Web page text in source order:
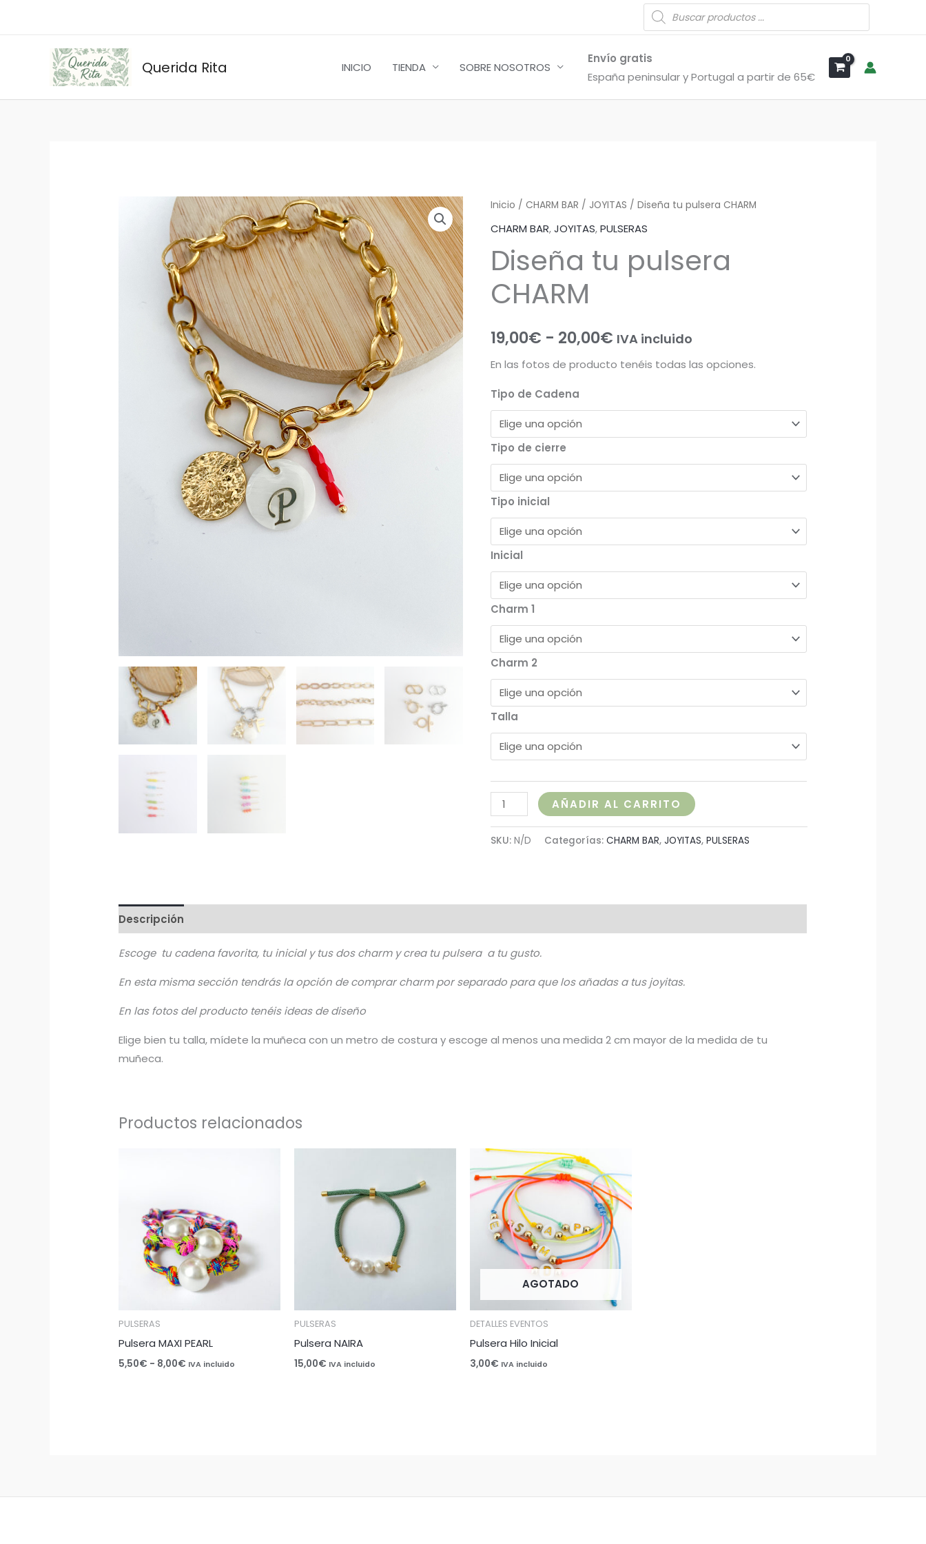
Búsqueda
de
productos
Querida Rita INICIO TIENDA SOBRE NOSOTROS
Envío gratis
España peninsular y Portugal a partir de 65€
Inicio / CHARM BAR / JOYITAS / Diseña tu pulsera CHARM
CHARM BAR,JOYITAS,PULSERAS
Diseña tu pulsera
CHARM
19,00€ - 20,00€
Rango
de
precios:
hasta
IVA incluido
En las fotos de producto tenéis todas las opciones.
Tipo de Cadena
Tipo de cierre
Tipo inicial
Inicial
Charm 1
Charm 2
Talla
Diseña
tu
CHARM
AÑADIR AL CARRITO
SKU: N/D Categorías: CHARM BAR, JOYITAS, PULSERAS
Descripción
Escoge tu cadena favorita, tu inicial y tus dos charm y crea tu pulsera a tu gusto.
En esta misma sección tendrás la opción de comprar charm por separado para que los añadas a tus joyitas.
En las fotos del producto tenéis ideas de diseño
Elige bien tu talla, mídete la muñeca con un metro de costura y escoge al menos una medida 2 cm mayor de la medida de tu
muñeca.
Productos relacionados
PULSERAS
Pulsera MAXI PEARL
5,50€ - 8,00€
hasta
8,00€
IVA incluido
PULSERAS
Pulsera NAIRA
15,00€ IVA incluido
AGOTADO
DETALLES EVENTOS
Pulsera Hilo Inicial
3,00€ IVA incluido